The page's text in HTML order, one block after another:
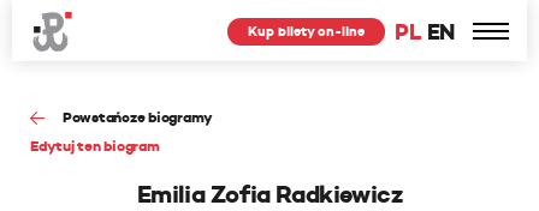
PL EN
Kup bilety on-line
Powstańcze biogramy
Edytuj ten biogram
Emilia Zofia Radkiewicz